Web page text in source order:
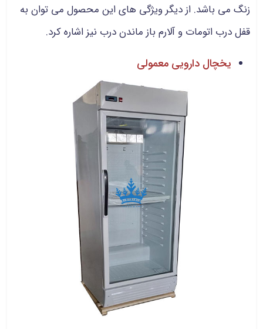
زنگ می باشد. از دیگر ویژگی های این محصول می توان به
قفل درب اتومات و آلارم باز ماندن درب نیز اشاره کرد.
یخچال دارویی معمولی